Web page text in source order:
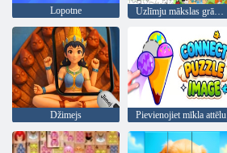
Lopotne Uzlīmju mākslas grāmata
Džimejs Pievienojiet mīkla attēlu